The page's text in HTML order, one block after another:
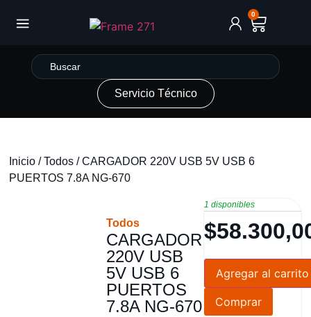
0
Servicio Técnico
Inicio /Todos / CARGADOR 220V USB 5V USB 6
PUERTOS 7.8A NG-670
Todos
CARGADOR
220V USB
5V USB 6
PUERTOS
7.8A NG-670
1 disponibles
$
Agregar al carrito
Comprar